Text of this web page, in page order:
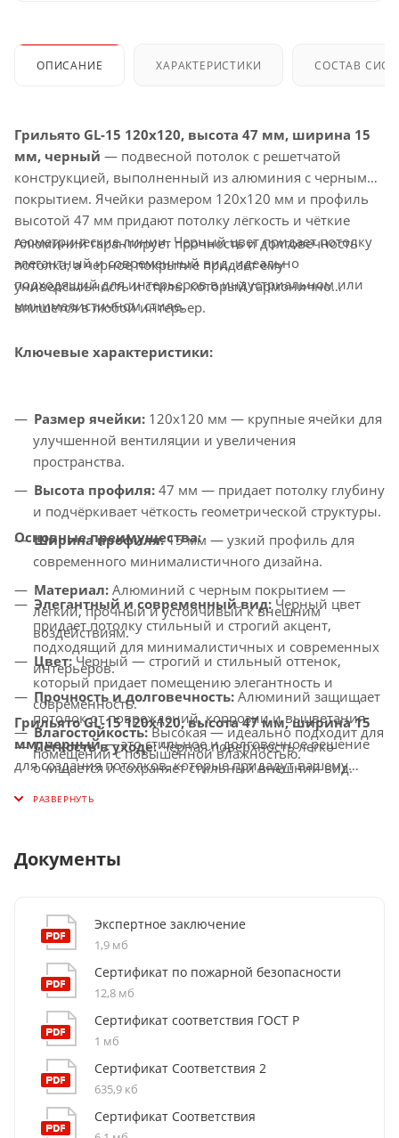
ОПИСАНИЕ ХАРАКТЕРИСТИКИ СОСТАВ
Грильято GL-15 120x120, высота 47 мм, ширина 15
мм, черный — подвесной потолок с решетчатой
конструкцией, выполненный из алюминия с черным
покрытием. Ячейки размером 120x120 мм и профиль
высотой 47 мм придают потолку лёгкость и чёткие
геометрические линии. Черный цвет придает потолку
элегантный и современный вид, идеально
подходящий для интерьеров в индустриальном или
минималистичном стиле.
Алюминий гарантирует прочность и долговечность
потолка, а черное покрытие придает ему
универсальность и стиль, который гармонично
впишется в любой интерьер.
Ключевые характеристики:
Размер ячейки: 120x120 мм — крупные ячейки для
улучшенной вентиляции и увеличения
пространства.
Высота профиля: 47 мм — придает потолку глубину
и подчёркивает чёткость геометрической структуры.
Ширина профиля:15 мм — узкий профиль для
современного минималистичного дизайна.
Материал: Алюминий с черным покрытием —
лёгкий, прочный и устойчивый к внешним
воздействиям.
Цвет:Черный — строгий и стильный оттенок,
который придает помещению элегантность и
современность.
Влагостойкость:Высокая — идеально подходит для
помещений с повышенной влажностью.
Огнестойкость: Изготовлен из негорючих
материалов, соответствует современным стандартам
Совместимость с освещением:
интегрируется с встроенными и подвесными LED-
освещения.
Основные преимущества:
Элегантный и современный вид: Черный цвет
придает потолку стильный и строгий акцент,
подходящий для минималистичных и современных
интерьеров.
Прочность и долговечность: Алюминий защищает
потолок от повреждений, коррозии и выцветания.
Лёгкость в уходе:Черная поверхность легко
очищается и сохраняет стильный внешний вид.
Широкая область применения:
Грильято GL-15 120x120, высота 47 мм, ширина 15
мм, черный— это стильное и долговечное решение
для создания потолков, которые придадут вашему
Документы
Экспертное заключение
1,9 мб
Сертификат по пожарной безопасности
12,8 мб
Сертификат соответствия ГОСТ Р
1 мб
Сертификат Соответствия 2
635,9 кб
Сертификат Соответствия